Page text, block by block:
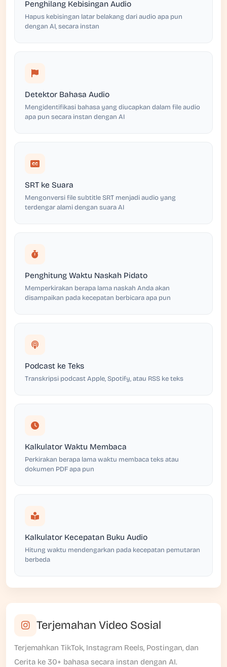
Penghilang Kebisingan Audio
Hapus kebisingan latar belakang dari audio apa pun
dengan AI, secara instan
Detektor Bahasa Audio
Mengidentifikasi bahasa yang diucapkan dalam file audio
apa pun secara instan dengan AI
SRT ke Suara
Mengonversi file subtitle SRT menjadi audio yang
terdengar alami dengan suara AI
Penghitung Waktu Naskah Pidato
Memperkirakan berapa lama naskah Anda akan
disampaikan pada kecepatan berbicara apa pun
Podcast ke Teks
Transkripsi podcast Apple, Spotify, atau RSS ke teks
Kalkulator Waktu Membaca
Perkirakan berapa lama waktu membaca teks atau
dokumen PDF apa pun
Kalkulator Kecepatan Buku Audio
Hitung waktu mendengarkan pada kecepatan pemutaran
berbeda
Terjemahan Video Sosial
Terjemahkan TikTok, Instagram Reels, Postingan, dan
Cerita ke 30+ bahasa secara instan dengan AI.